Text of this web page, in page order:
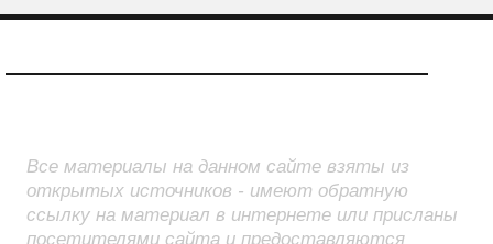
Все материалы на данном сайте взяты из
открытых источников - имеют обратную
ссылку на материал в интернете или присланы
посетителями сайта и предоставляются